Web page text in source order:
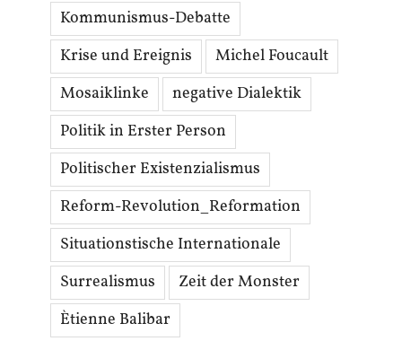
Kommunismus-Debatte
Krise und Ereignis
Michel Foucault
Mosaiklinke
negative Dialektik
Politik in Erster Person
Politischer Existenzialismus
Reform-Revolution_Reformation
Situationstische Internationale
Surrealismus
Zeit der Monster
Ètienne Balibar